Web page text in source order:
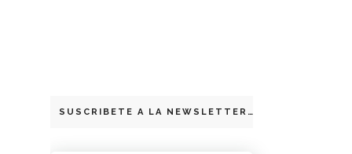
SUSCRIBETE A LA NEWSLETTER